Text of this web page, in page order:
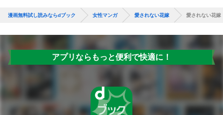
漫画無料試し読みならdブック 女性マンガ 愛されない花嫁 愛されない花嫁
アプリならもっと便利で快適に！